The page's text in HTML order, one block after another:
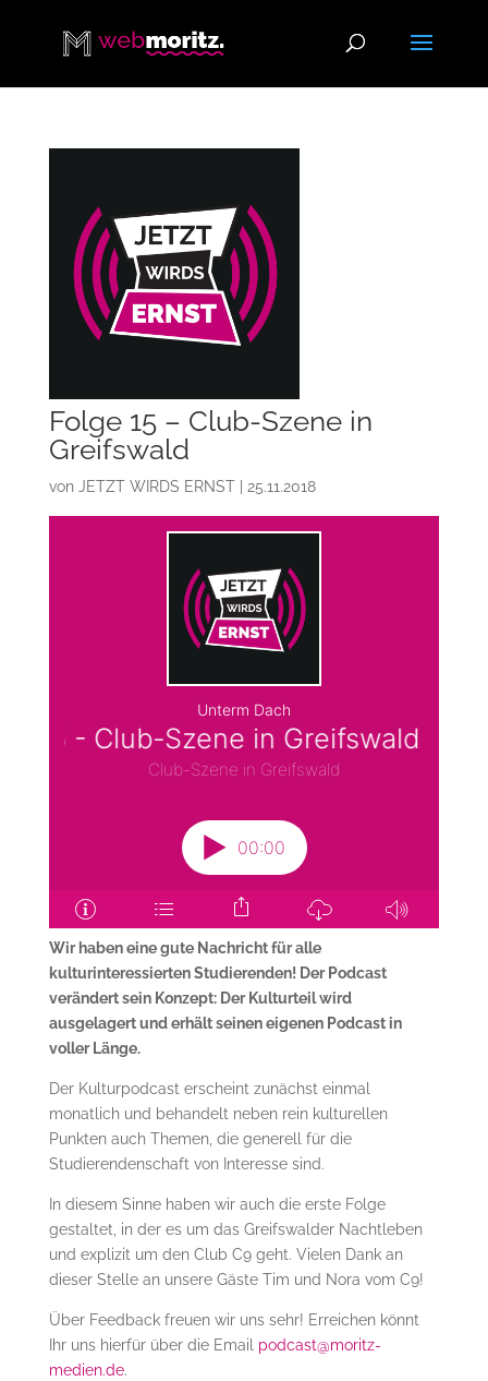
Folge 15 – Club-Szene in
Greifswald
von JETZT WIRDS ERNST| 25.11.2018
Wir haben eine gute Nachricht für alle
kulturinteressierten Studierenden! Der Podcast
verändert sein Konzept: Der Kulturteil wird
ausgelagert und erhält seinen eigenen Podcast in
voller Länge.
Der Kulturpodcast erscheint zunächst einmal
monatlich und behandelt neben rein kulturellen
Punkten auch Themen, die generell für die
Studierendenschaft von Interesse sind.
In diesem Sinne haben wir auch die erste Folge
gestaltet, in der es um das Greifswalder Nachtleben
und explizit um den Club C9 geht. Vielen Dank an
dieser Stelle an unsere Gäste Tim und Nora vom C9!
Über Feedback freuen wir uns sehr! Erreichen könnt
Ihr uns hierfür über die Email podcast@moritz-
medien.de.